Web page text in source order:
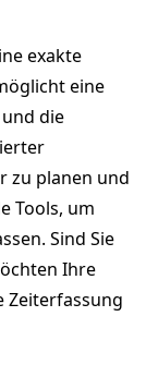
exakte
eine
die
zu planen und
Tools, um
Sind Sie
Ihre
Zeiterfassung